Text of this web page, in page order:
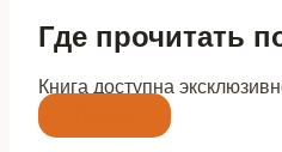
Где прочитать
Книга доступна